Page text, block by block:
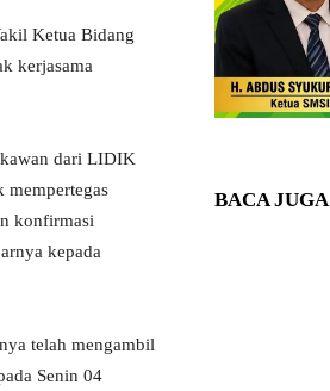
Ketua Bidang
kerjasama
kawan dari LIDIK
mempertegas
konfirmasi
kepada
telah mengambil
Senin 04
BACA JUGA